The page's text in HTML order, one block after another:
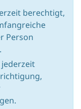
berechtigt,
Person
jederzeit